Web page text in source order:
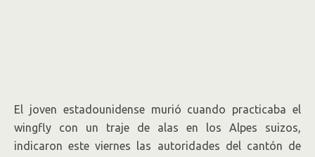
El joven estadounidense murió cuando practicaba el
wingfly con un traje de alas en los Alpes suizos,
indicaron este viernes las autoridades del cantón de